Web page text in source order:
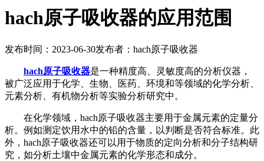
hach原子吸收器的应用范围
发布时间：2023-06-30发布者：hach原子吸收器
hach原子吸收器是一种精度高、灵敏度高的分析仪器，
被广泛应用于化学、生物、医药、环境和等领域的化学分析、
元素分析、有机物分析等实验分析研究中。
在化学领域，hach原子吸收器主要用于金属元素的定量分
析。例如测定饮用水中的铅的含量，以判断是否符合标准。此
外，hach原子吸收器还可以用于物质的定向分析和分子结构研
究，如分析土壤中金属元素的化学形态和成分。